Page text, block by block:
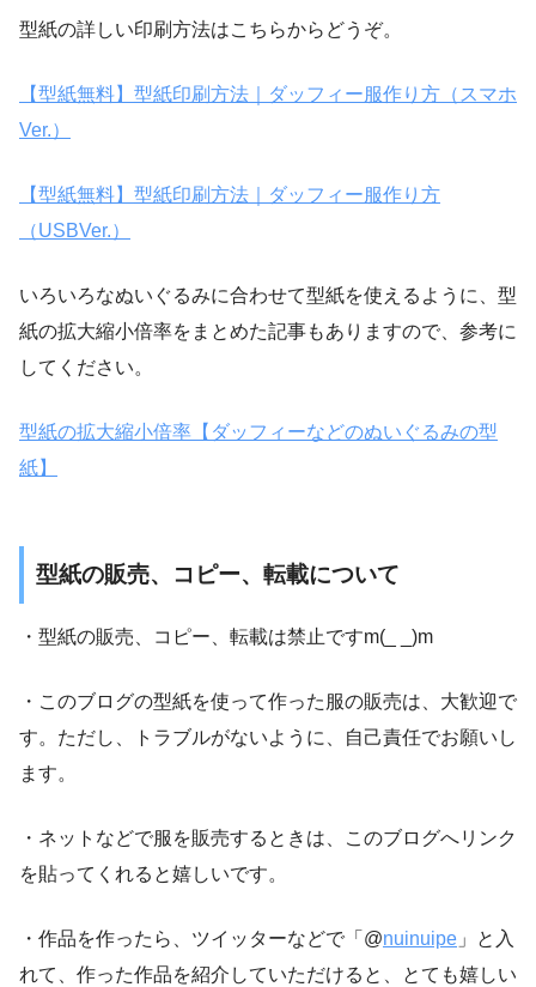
型紙の詳しい印刷方法はこちらからどうぞ。
【型紙無料】型紙印刷方法｜ダッフィー服作り方（スマホ
Ver.）
【型紙無料】型紙印刷方法｜ダッフィー服作り方
（USBVer.）
いろいろなぬいぐるみに合わせて型紙を使えるように、型
紙の拡大縮小倍率をまとめた記事もありますので、参考に
してください。
型紙の拡大縮小倍率【ダッフィーなどのぬいぐるみの型
紙】
型紙の販売、コピー、転載について
・型紙の販売、コピー、転載は禁止ですm(_ _)m
・このブログの型紙を使って作った服の販売は、大歓迎で
す。ただし、トラブルがないように、自己責任でお願いし
ます。
・ネットなどで服を販売するときは、このブログへリンク
を貼ってくれると嬉しいです。
・作品を作ったら、ツイッターなどで「@nuinuipe 」と入
れて、作った作品を紹介していただけると、とても嬉しい